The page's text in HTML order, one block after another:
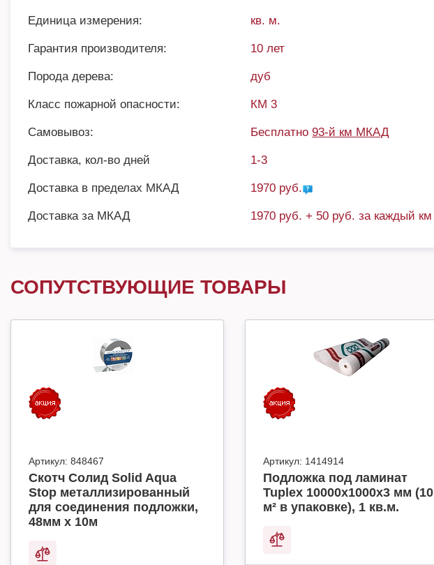
Единица измерения: кв. м.
Гарантия производителя: 10 лет
Порода дерева: дуб
Класс пожарной опасности: КМ 3
Самовывоз: Бесплатно93-й км МКАД
Доставка, кол-во дней 1-3
Доставка в пределах МКАД 1970 руб.
Доставка за МКАД 1970 руб. + 50 руб. за каждый км
СОПУТСТВУЮЩИЕ ТОВАРЫ
Артикул: 848467
Скотч Солид Solid Aqua
Stop металлизированный
для соединения подложки,
48мм х 10м
Артикул: 1414914
Подложка под ламинат
Tuplex 10000x1000x3 мм (10
м² в упаковке), 1 кв.м.